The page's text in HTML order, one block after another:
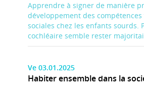
Apprendre à signer de manière
développement des
sociales chez les enfants sourds.
cochléaire semble rester
Ve 03.01.2025
Habiter ensemble dans la